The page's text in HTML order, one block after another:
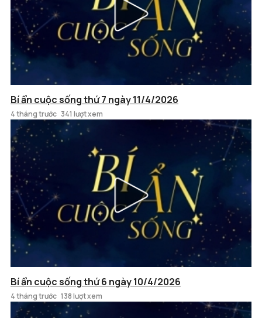
Bí ẩn cuộc sống thứ 7 ngày 11/4/2026
4 tháng trước 341 lượt xem
Bí ẩn cuộc sống thứ 6 ngày 10/4/2026
4 tháng trước 138 lượt xem